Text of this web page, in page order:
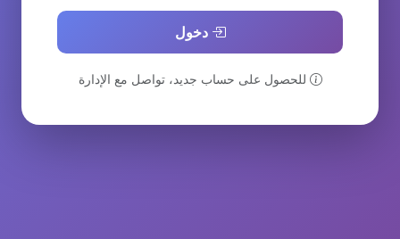
دخول
للحصول على حساب جديد، تواصل مع الإدارة